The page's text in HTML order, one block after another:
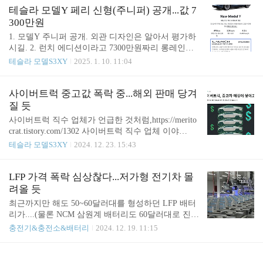
퍼)를 보기 위해서 수백n.news.naver.com 2. 차라리
저..
는 △아토3(ATTO3) 4020대 △씰(SEAL) 2010대 △돌
핀(DOLPHIN) 1390대 △시라n.news.naver.com 아토3
는 생각보다 가성비 있게 나올? 세단 인기가 없긴 하
지만, 역시 가성비... 돌핀은 완전 경차 스타일인데,
가격이 조금 애매한 듯. 시라이언7은 큰 차량인데 가
격 자체는 나쁘진 않은 듯 하나,이 정도 가격급을 쓸
테슬라 모델Y 페리 신형(주니퍼) 공개...값 7
300만원
1. 모델Y 주니퍼 공개. 외관 디자인은 알아서 평가하
시길. 2. 런치 에디션이라고 7300만원짜리 롱레인지
만 일단 주문 받음런치에디션에는 이것저것 뭐 좀 넣
살아있고(왼쪽 스톨) 기어 변속하는 오른쪽은 사라진
듯 4. 그 외에 모델3 하이랜드 따라간 듯. 뒷자리 모니
터나 앰비언트 등하이랜드에서 개선된 것으로 추론
해 보면, 주니퍼도 방음이나 승차감 등은 개선됐을
것으로 추정 5. 2열 접고 펴는 것 자동으로 바뀜 6. 전
면 범퍼에 카메라 장착된 듯 7. 모델Y 기존 구형 재고
무이자 할부 아니면 생각을 해 봐야 할 듯) 8. 런치에
디션, 보조금을 받을..
테슬라 모델S3XY 2025. 1. 10. 11:04
사이버트럭 중고값 폭락 중...해외 판매 당겨
질 듯
사이버트럭 직수 업체가 언급한 것처럼,https://merito
crat.tistory.com/1302 사이버트럭 직수 업체 이야
기..."A/S 사실 잘 모르겠다"https://blog.naver.com/kail
일입니다. 제가 드디어 이 포스팅을 쓰게 될 날이 오
긴 오네요. 포스팅 시작을meritocrat.tistory.com 현재
미국에서는 의지만 있으면 누구나 사트 중고를 바로
구매할 수 있음. 이 때문에 재고는 물론, 중고가격 하
락도 급격하게 진행 중이라고. 사이버트럭은 미국에
서 "전형적인 트럭 구매자"라고 할 만한 사람들을 대
테슬라 모델S3XY 2024. 12. 23. 15:43
LFP 가격 폭락 심상찮다...저가형 전기차 몰
려올 듯
최근까지만 해도 50~60달러대를 형성하던 LFP 배터
리가....(물론 NCM 삼원계 배터리도 60달러대로 진입
하긴 했음) 벤치마크미네랄 인텔리전스 소속 에반 허
충전기&충전소&배터리 2024. 12. 19. 11:15